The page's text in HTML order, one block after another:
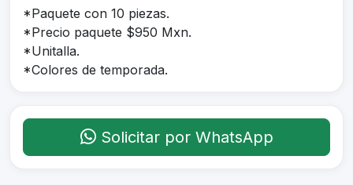
*Paquete con 10 piezas.
*Precio paquete $950 Mxn.
*Unitalla.
*Colores de temporada.
Solicitar por WhatsApp